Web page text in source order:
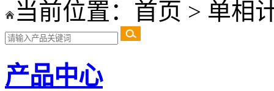
当前位置： 首页 > 单相
产品中心